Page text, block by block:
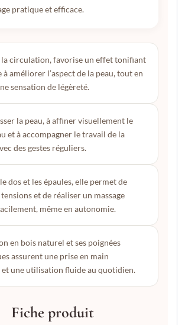
pratique et efficace.
la circulation, favorise un effet tonifiant
améliorer l’aspect de la peau, tout en
sensation de légèreté.
la peau, à affiner visuellement le
et à accompagner le travail de la
des gestes réguliers.
dos et les épaules, elle permet de
et de réaliser un massage
même en autonomie.
en bois naturel et ses poignées
assurent une prise en main
une utilisation fluide au quotidien.
Fiche produit